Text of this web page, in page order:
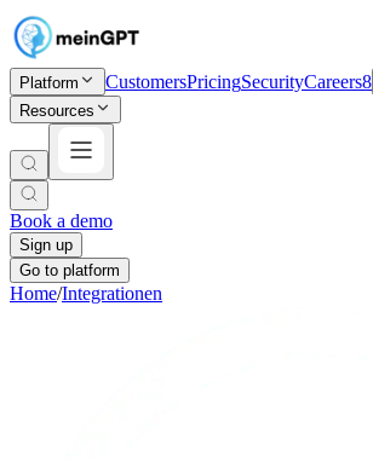
Platform CustomersPricingSecurityCareers8
Resources
Book a demo
Sign up
Go to platform
Home/Integrationen